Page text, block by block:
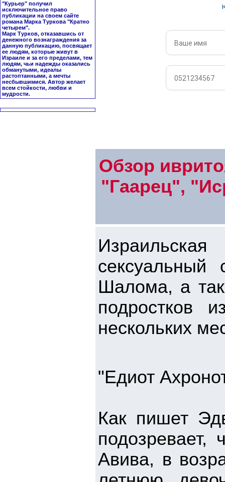
"Курьер" получил
исключительное право
публикации на своем сайте
романа Марка Туркова "Кратно
четырем".
Марк Турков, отказавшись от
денежного вознаграждения за
данную публикацию, посвящает
ее людям, которые живут в
Израиле и за его пределами, тем
людям, чьи надежды оказались
обманутыми, идеалы
растоптанными, а мечты
несбывшимися. Автор желает
всем стойкости, любви и
мудрости.
Обзор
"Гаарец",
сексуальный
Шалома, а
подростков
нескольких
"Едиот
Как пишет
подозревает,
Авива, в